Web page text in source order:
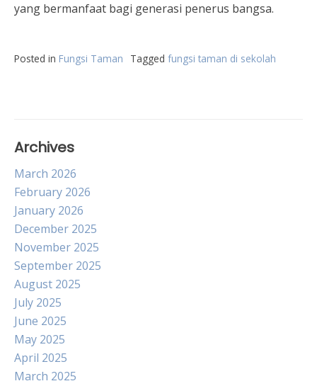
yang bermanfaat bagi generasi penerus bangsa.
Posted in Fungsi Taman Tagged fungsi taman di sekolah
Archives
March 2026
February 2026
January 2026
December 2025
November 2025
September 2025
August 2025
July 2025
June 2025
May 2025
April 2025
March 2025